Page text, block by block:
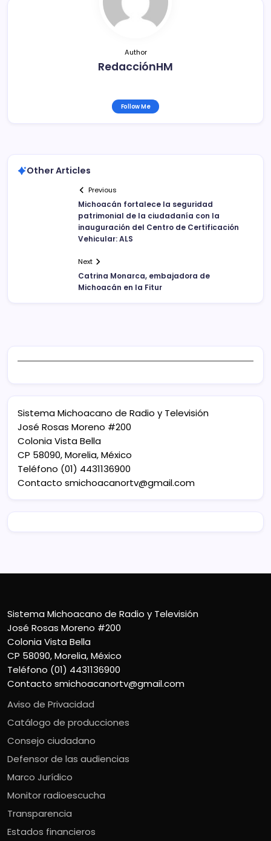
Author
RedacciónHM
Follow Me
Other Articles
Previous
Michoacán fortalece la seguridad
patrimonial de la ciudadanía con la
inauguración del Centro de Certificación
Vehicular: ALS
Next
Catrina Monarca, embajadora de
Michoacán en la Fitur
Sistema Michoacano de Radio y Televisión
José Rosas Moreno #200
Colonia Vista Bella
CP 58090, Morelia, México
Teléfono (01) 4431136900
Contacto smichoacanortv@gmail.com
Sistema Michoacano de Radio y Televisión
José Rosas Moreno #200
Colonia Vista Bella
CP 58090, Morelia, México
Teléfono (01) 4431136900
Contacto smichoacanortv@gmail.com
Aviso de Privacidad
Catálogo de producciones
Consejo ciudadano
Defensor de las audiencias
Marco Jurídico
Monitor radioescucha
Transparencia
Estados financieros